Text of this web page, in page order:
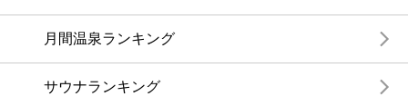
月間温泉ランキング
サウナランキング